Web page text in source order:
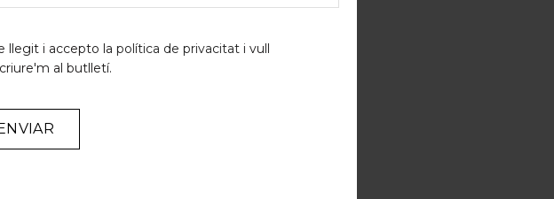
llegit i accepto la política de privacitat i vull
al butlletí.